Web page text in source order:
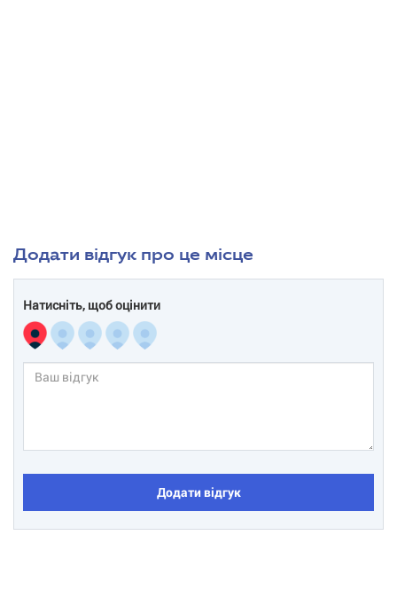
Додати відгук про це місце
Натисніть, щоб оцінити
Додати відгук